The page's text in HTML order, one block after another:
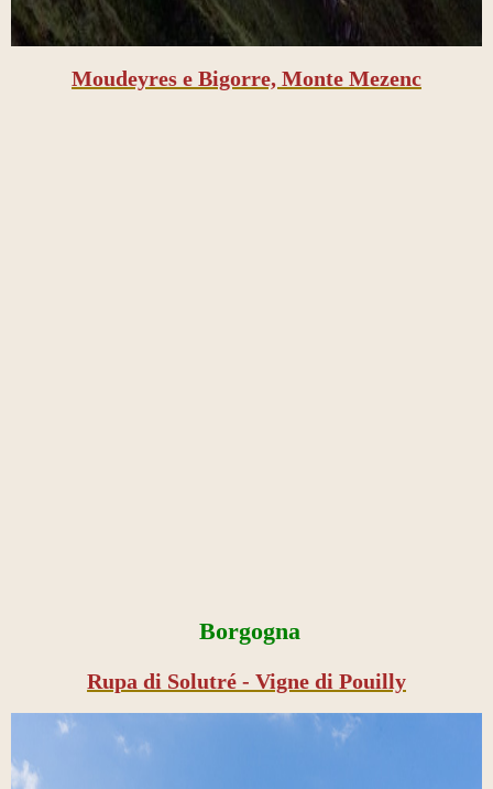
Moudeyres e Bigorre, Monte Mezenc
Borgogna
Rupa di Solutré - Vigne di Pouilly